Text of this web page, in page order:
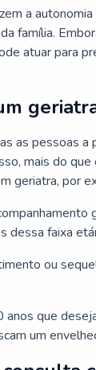
a
família.
atuar para
as pessoas
mais do
geriatra, por
dessa faixa
ou
que
um